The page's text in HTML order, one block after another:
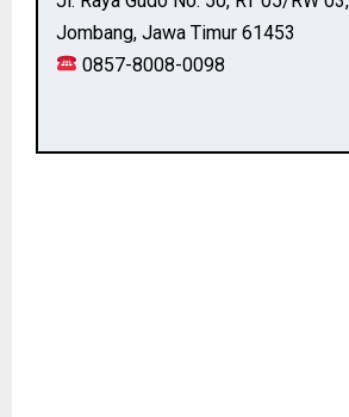
Jombang, Jawa Timur 61453
0857-8008-0098